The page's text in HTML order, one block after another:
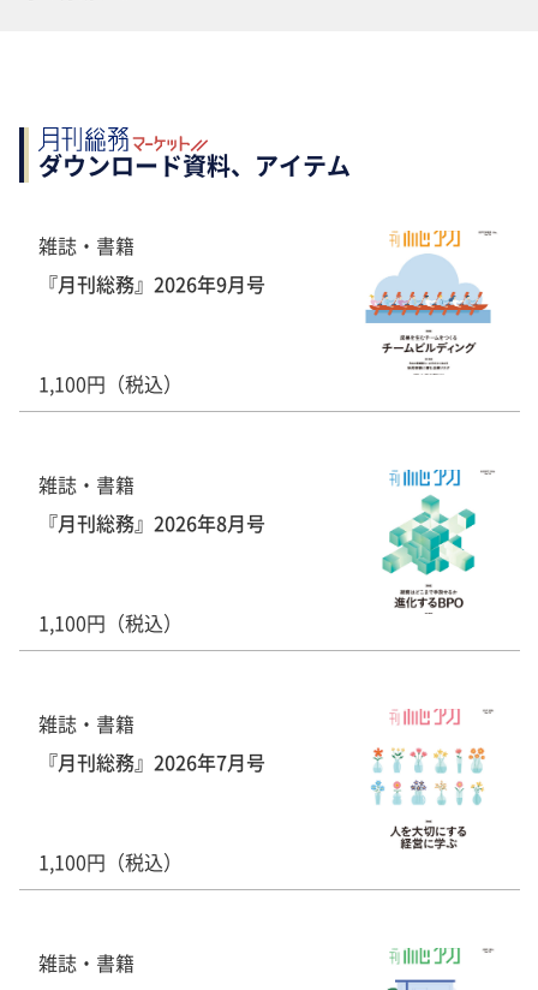
ダウンロード資料、アイテム
雑誌・書籍
『月刊総務』2026年9月号
1,100円（税込）
雑誌・書籍
『月刊総務』2026年8月号
1,100円（税込）
雑誌・書籍
『月刊総務』2026年7月号
1,100円（税込）
雑誌・書籍